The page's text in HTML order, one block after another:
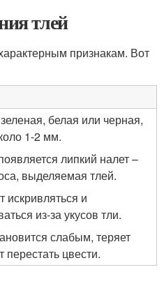
тлей
признакам. Вот
белая или черная,
1-2 мм.
липкий налет –
выделяемая тлей.
искривляться и
из-за укусов тли.
слабым, теряет
перестать цвести.